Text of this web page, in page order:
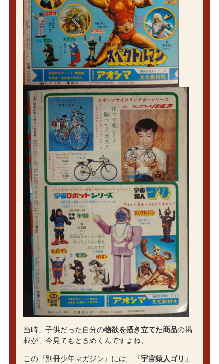
当時、子供だった自分の物欲を掻き立てた商品の掲
載が、今見てもときめくんですよね。
この『別冊少年マガジン』には、『宇宙猿人ゴリ 』